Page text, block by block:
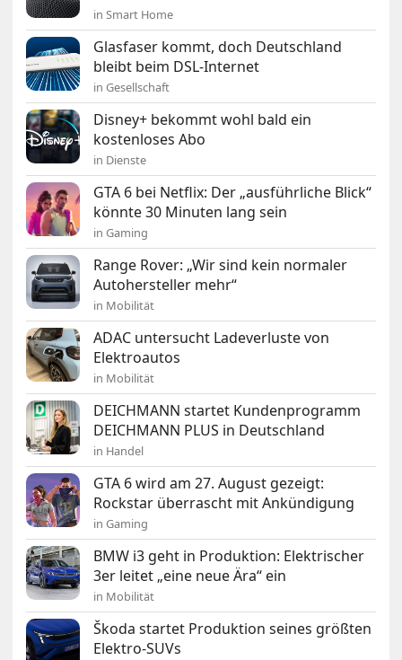
in Smart Home
Glasfaser kommt, doch Deutschland
bleibt beim DSL-Internet
in Gesellschaft
Disney+ bekommt wohl bald ein
kostenloses Abo
in Dienste
GTA 6 bei Netflix: Der „ausführliche Blick“
könnte 30 Minuten lang sein
in Gaming
Range Rover: „Wir sind kein normaler
Autohersteller mehr“
in Mobilität
ADAC untersucht Ladeverluste von
Elektroautos
in Mobilität
DEICHMANN startet Kundenprogramm
DEICHMANN PLUS in Deutschland
in Handel
GTA 6 wird am 27. August gezeigt:
Rockstar überrascht mit Ankündigung
in Gaming
BMW i3 geht in Produktion: Elektrischer
3er leitet „eine neue Ära“ ein
in Mobilität
Škoda startet Produktion seines größten
Elektro-SUVs